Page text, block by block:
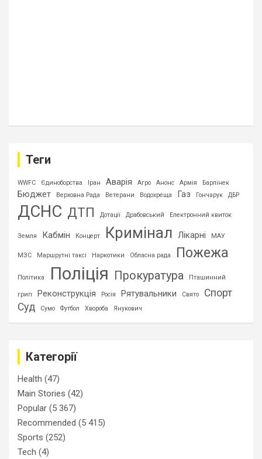
Теги
WWFC Єдиноборства Іран Аварія Агро Анонс Армія Барлінек
Бюджет Верховна Рада Ветерани Водохреща Газ Гончарук ДБР
ДСНС ДТП Дотації Драбовський Електронний квиток
Земля Кабмін Концерт Кримінал Лікарні МАУ
МЗС Маршрутні таксі Наркотики Обласна рада Пожежа
Політика Поліція Прокуратура Пташинний
грип Реконструкція Росія Рятувальники Свято
Спорт
Суд
Сумо Футбол Хвороба Янукович
Категорії
Health (47)
Main Stories (42)
Popular (5 367)
Recommended (5 415)
Sports (252)
Tech (4)